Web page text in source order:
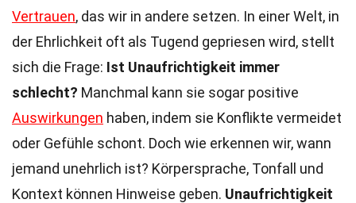
Vertrauen, das wir in andere setzen. In einer Welt, in
der Ehrlichkeit oft als Tugend gepriesen wird, stellt
sich die Frage: Ist Unaufrichtigkeit immer
schlecht? Manchmal kann sie sogar positive
Auswirkungen haben, indem sie Konflikte vermeidet
oder Gefühle schont. Doch wie erkennen wir, wann
jemand unehrlich ist? Körpersprache, Tonfall und
Kontext können Hinweise geben. Unaufrichtigkeit